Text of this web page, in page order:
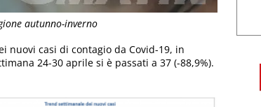
autunno-inverno
nuovi casi di contagio da Covid-19, in
24-30 aprile si è passati a 37 (-88,9%).